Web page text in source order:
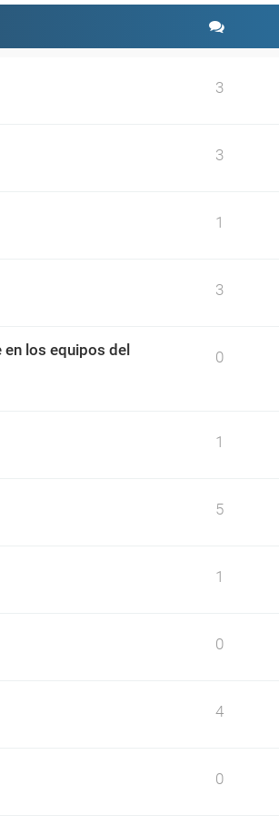
3
3
1
3
los equipos del
0
1
5
1
0
4
0